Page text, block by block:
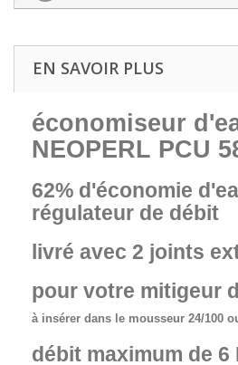
EN SAVOIR PLUS
économiseur
NEOPERL PCU
62% d'économie
régulateur de débit
livré avec 2 joints
pour votre mitigeur
à insérer dans le mousseur 24/100
débit maximum de 6